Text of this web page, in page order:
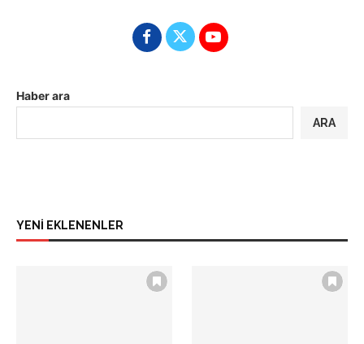
Haber ara
ARA
YENİ EKLENENLER